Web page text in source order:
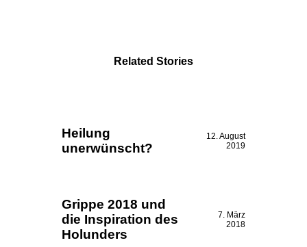
Related Stories
Heilung
unerwünscht?
12. August
2019
Grippe 2018 und
die Inspiration des
Holunders
7. März
2018